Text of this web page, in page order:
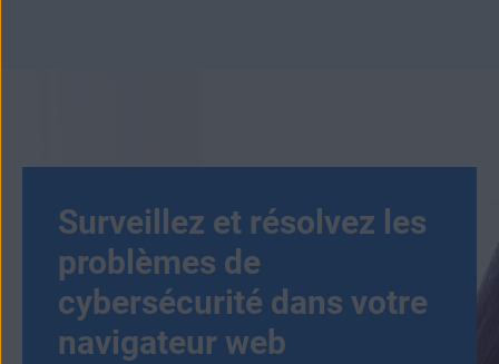
Surveillez et résolvez les
problèmes de
cybersécurité dans votre
navigateur web